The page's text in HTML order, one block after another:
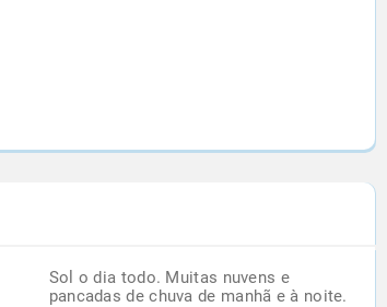
Sol o dia todo. Muitas nuvens e
pancadas de chuva de manhã e à noite.